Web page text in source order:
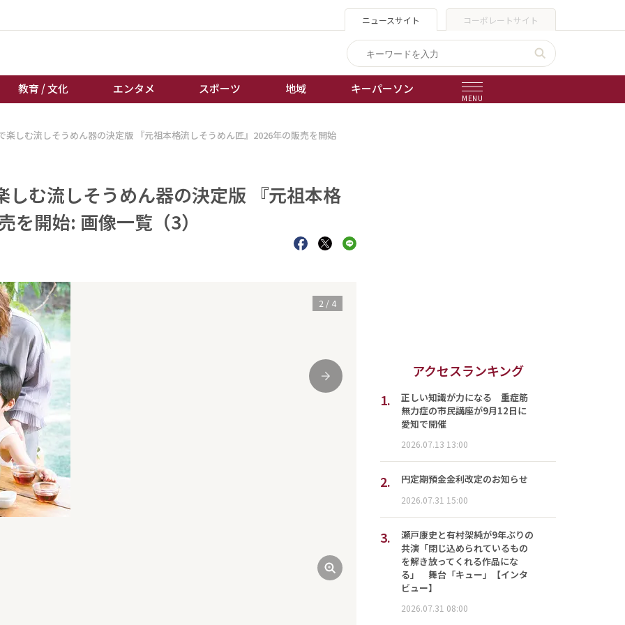
ニュースサイト コーポレートサイト
教育 / 文化 エンタメ スポーツ 地域 キーパーソン
MENU
経済 / ビジネス
エンタメ
スポーツ
誰もが輝いて働く社会へ
競輪
楽しむ流しそうめん器の決定版 『元祖本格流しそうめん匠』2026年の販売を開始
む流しそうめん器の決定版 『元祖本格
開始: 画像一覧（3）
次
2 / 4
アクセスランキング
1.
正しい知識が力になる 重症筋
無力症の市民講座が9月12日に
愛知で開催
2026.07.13 13:00
2. 円定期預金金利改定のお知らせ
2026.07.31 15:00
3.
瀬戸康史と有村架純が9年ぶりの
共演「閉じ込められているもの
を解き放ってくれる作品にな
る」 舞台「キュー」【インタ
ビュー】
2026.07.31 08:00